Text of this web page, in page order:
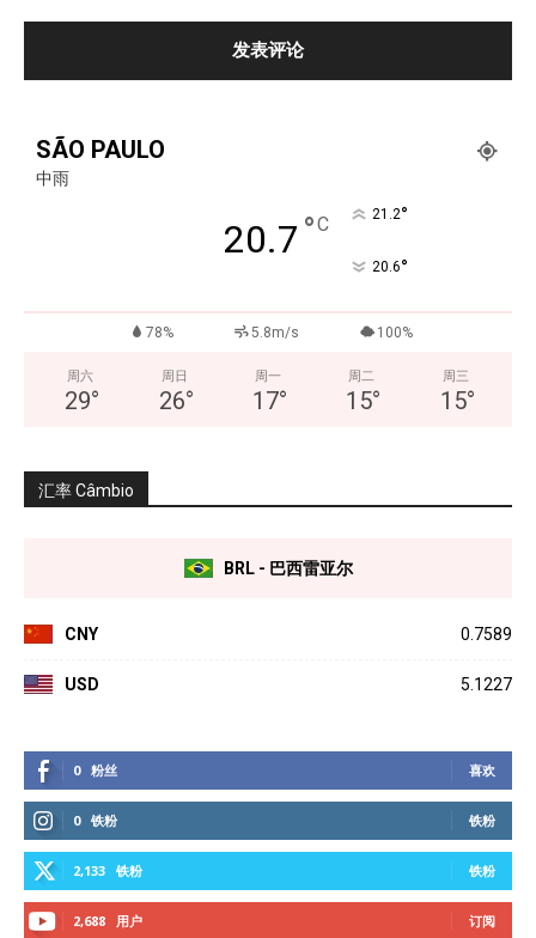
SÃO PAULO
中雨
20.7 °C 21.2°
20.6°
78% 5.8m/s 100%
周六
29°
周日
26°
周一
17°
周二
15°
周三
15°
汇率 Câmbio
BRL - 巴西雷亚尔
CNY 0.7589
USD 5.1227
0 粉丝 喜欢
0 铁粉 铁粉
2,133 铁粉 铁粉
2,688 用户 订阅